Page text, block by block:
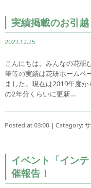
実績掲載のお引越
2023.12.25
こんにちは。みんなの花
筆等の実績は花研ホームペ
ました。現在は2019年度
の2年分くらいに更新…
Posted at 03:00 | Category:
イベント「イン
催報告！